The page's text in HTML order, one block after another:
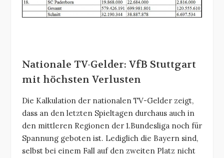
Nationale TV-Gelder: VfB Stuttgart
mit höchsten Verlusten
Die Kalkulation der nationalen TV-Gelder zeigt,
dass an den letzten Spieltagen durchaus auch in
den mittleren Regionen der 1.Bundesliga noch für
Spannung geboten ist. Lediglich die Bayern sind,
selbst bei einem Fall auf den zweiten Platz nicht